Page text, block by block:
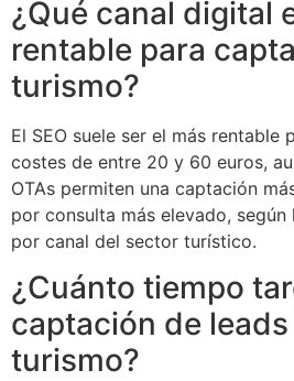
¿Qué canal digital
rentable para
turismo?
El SEO suele ser el más rentable
costes de entre 20 y 60 euros,
OTAs permiten una captación
por consulta más elevado,
por canal del sector turístico.
¿Cuánto tiempo
captación de leads
turismo?